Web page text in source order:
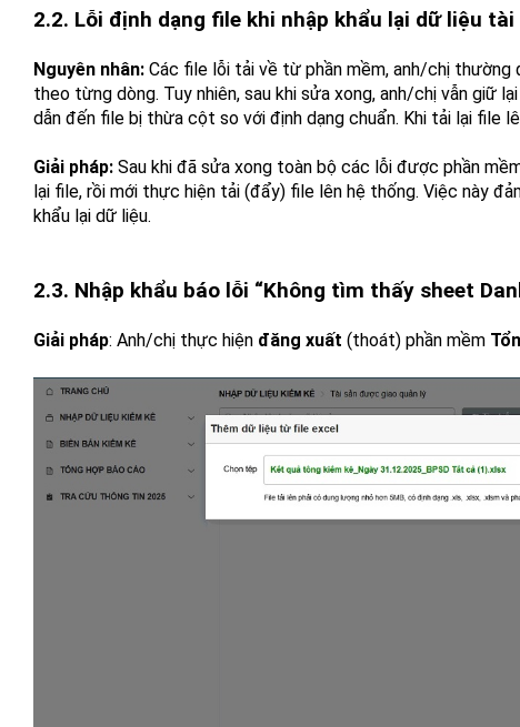
2.2. Lỗi định dạng file khi nhập khẩu lại dữ liệu tài
Nguyên nhân: Các file lỗi tải về từ phần mềm, anh/chị
theo từng dòng. Tuy nhiên, sau khi sửa xong, anh/chị vẫn giữ
dẫn đến file bị thừa cột so với định dạng chuẩn. Khi tải lại file
Giải pháp: Sau khi đã sửa xong toàn bộ các lỗi được phần
lại file, rồi mới thực hiện tải (đẩy) file lên hệ thống. Việc này
khẩu lại dữ liệu.
2.3. Nhập khẩu báo lỗi “Không tìm thấy sheet
Giải pháp: Anh/chị thực hiện đăng xuất (thoát) phần mềm